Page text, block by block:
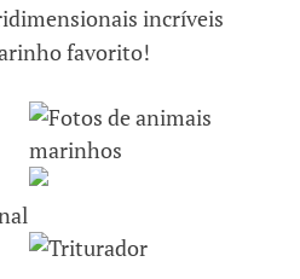
incríveis
favorito!